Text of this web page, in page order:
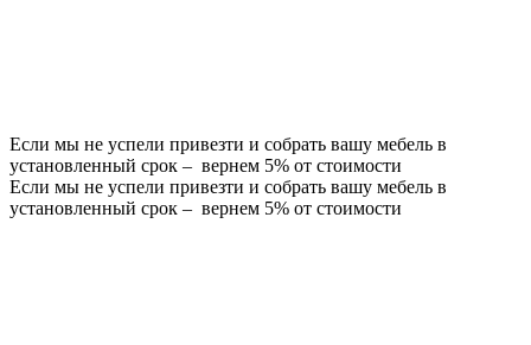
Если мы не успели привезти и собрать вашу мебель в
установленный срок – вернем 5% от стоимости
Если мы не успели привезти и собрать вашу мебель в
установленный срок – вернем 5% от стоимости